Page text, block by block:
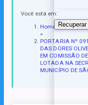
Você está em:
Home
»
PORTARIA Nº
DAS DORES
EM COMISSÃO
LOTADA NA
MUNICÍPIO DE
Recuperar